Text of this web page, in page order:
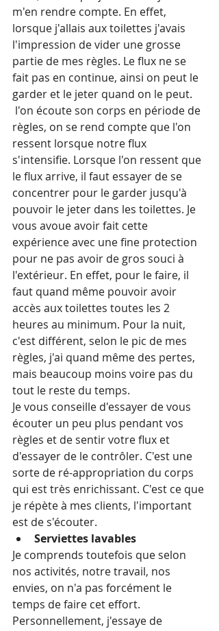
m'en rendre compte. En effet,
lorsque j'allais aux toilettes j'avais
l'impression de vider une grosse
partie de mes règles. Le flux ne se
fait pas en continue, ainsi on peut le
garder et le jeter quand on le peut.
l'on écoute son corps en période de
règles, on se rend compte que l'on
ressent lorsque notre flux
s'intensifie. Lorsque l'on ressent que
le flux arrive, il faut essayer de se
concentrer pour le garder jusqu'à
pouvoir le jeter dans les toilettes. Je
vous avoue avoir fait cette
expérience avec une fine protection
pour ne pas avoir de gros souci à
l'extérieur. En effet, pour le faire, il
faut quand même pouvoir avoir
accès aux toilettes toutes les 2
heures au minimum. Pour la nuit,
c'est différent, selon le pic de mes
règles, j'ai quand même des pertes,
mais beaucoup moins voire pas du
tout le reste du temps.
Je vous conseille d'essayer de vous
écouter un peu plus pendant vos
règles et de sentir votre flux et
d'essayer de le contrôler. C'est une
sorte de ré-appropriation du corps
qui est très enrichissant. C'est ce que
je répète à mes clients, l'important
est de s'écouter.
Serviettes lavables
Je comprends toutefois que selon
nos activités, notre travail, nos
envies, on n'a pas forcément le
temps de faire cet effort.
Personnellement, j'essaye de